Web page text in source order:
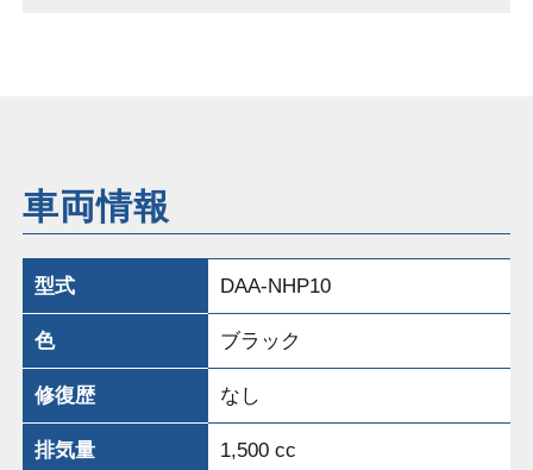
車両情報
型式 DAA-NHP10
色 ブラック
修復歴 なし
排気量 1,500 cc